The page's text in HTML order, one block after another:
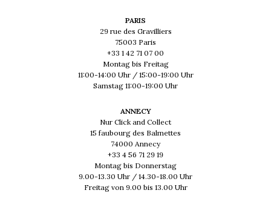
PARIS
29 rue des Gravilliers
75003 Paris
+33 1 42 71 07 00
Montag bis Freitag
11:00-14:00 Uhr / 15:00-19:00 Uhr
Samstag 11:00-19:00 Uhr
ANNECY
Nur Click and Collect
15 faubourg des Balmettes
74000 Annecy
+33 4 56 71 29 19
Montag bis Donnerstag
9.00-13.30 Uhr / 14.30-18.00 Uhr
Freitag von 9.00 bis 13.00 Uhr